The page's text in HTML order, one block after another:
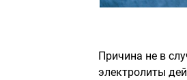
Причина не в
электролиты